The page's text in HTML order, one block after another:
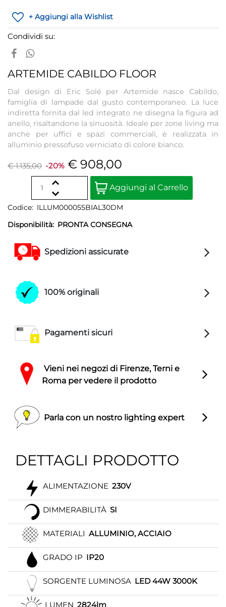
+ Aggiungi alla Wishlist
Condividi su:
ARTEMIDE CABILDO FLOOR
Dal design di Eric Solé per Artemide nasce Cabildo,
famiglia di lampade dal gusto contemporaneo. La luce
indiretta fornita dal led integrato ne disegna la figura ad
anello, risaltandone la sinuosità. Ideale per zone living ma
anche per uffici e spazi commerciali, è realizzata in
alluminio pressofuso verniciato di colore bianco.
€ 1.135,00 -20% € 908,00
Quantità
Aggiungi al Carrello
Codice: ILLUM000055BIAL30DM
Disponibilità: PRONTA CONSEGNA
Spedizioni assicurate
100% originali
Pagamenti sicuri
Vieni nei negozi di Firenze, Terni e
Roma per vedere il prodotto
Parla con un nostro lighting expert
DETTAGLI PRODOTTO
ALIMENTAZIONE 230V
DIMMERABILITÀ SI
MATERIALI ALLUMINIO, ACCIAIO
GRADO IP IP20
SORGENTE LUMINOSA LED 44W 3000K
LUMEN 2824lm